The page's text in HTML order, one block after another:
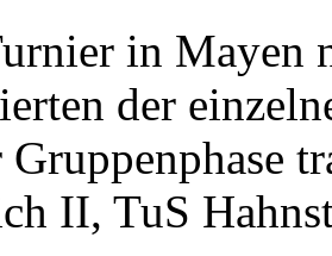
in Mayen
der
II, TuS